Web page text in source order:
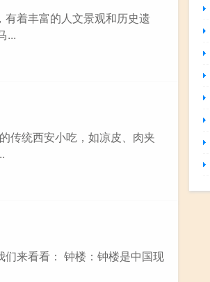
着丰富的人文景观和历史遗
...
传统西安小吃，如凉皮、肉夹
来看看： 钟楼：钟楼是中国现